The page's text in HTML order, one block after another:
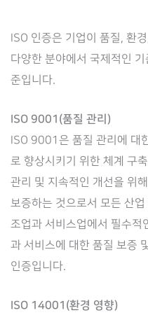
ISO 인증은 기업이 품질, 환
다양한 분야에서 국제적인
준입니다.
ISO 9001(품질 관리)
ISO 9001은 품질 관리에 대
로 향상시키기 위한 체계 구
관리 및 지속적인 개선을 위
보증하는 것으로서 모든 산
조업과 서비스업에서 필수
과 서비스에 대한 품질 보증
인증입니다.
ISO 14001(환경 영향)